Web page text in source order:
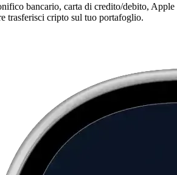
bancario, carta di credito/debito, Apple
trasferisci cripto sul tuo portafoglio.